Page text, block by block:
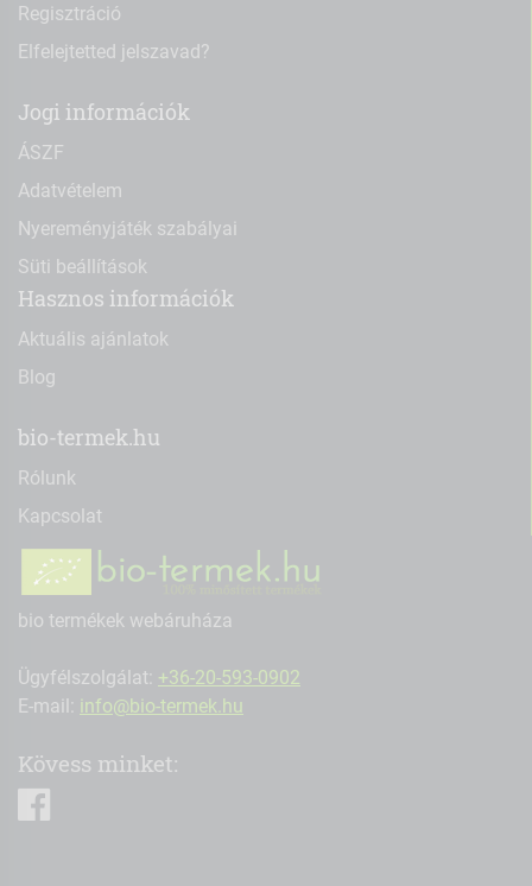
Regisztráció
Elfelejtetted jelszavad?
Jogi információk
ÁSZF
Adatvételem
Nyereményjáték szabályai
Süti beállítások
Hasznos információk
Aktuális ajánlatok
Blog
bio-termek.hu
Rólunk
Kapcsolat
bio termékek webáruháza
Ügyfélszolgálat: +36-20-593-0902
E-mail: info@bio-termek.hu
Kövess minket: